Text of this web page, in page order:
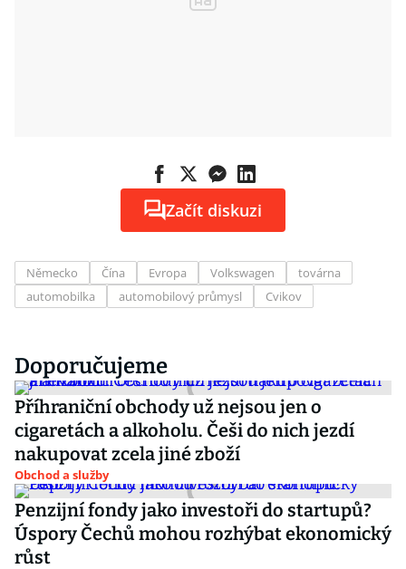
Začít diskuzi
Německo Čína Evropa Volkswagen
továrna
automobilka
automobilový průmysl Cvikov
Doporučujeme
Příhraniční obchody už nejsou jen o
cigaretách a alkoholu. Češi do nich jezdí
nakupovat zcela jiné zboží
Obchod a služby
Penzijní fondy jako investoři do startupů?
Úspory Čechů mohou rozhýbat ekonomický
růst